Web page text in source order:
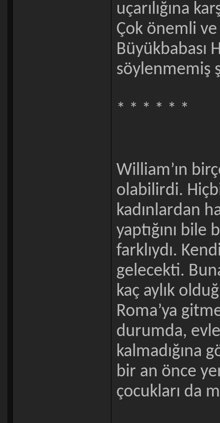
uçarılığına
Çok önemli
Büyükbabası
söylenmemiş
* * * * * *
William’ın
olabilirdi.
kadınlardan
yaptığını
farklıydı.
gelecekti.
kaç aylık
Roma’ya
durumda,
kalmadığına
bir an önce
çocukları da